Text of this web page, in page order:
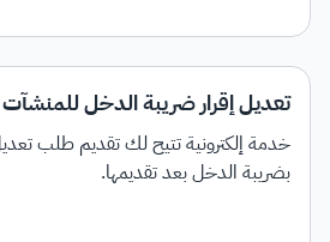
تعديل إقرار ضريبة الدخل للمنشآت
خدمة إلكترونية تتيح لك تقديم طلب
بضريبة الدخل بعد تقديمها.